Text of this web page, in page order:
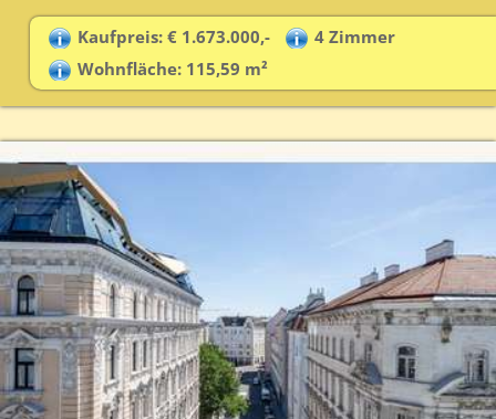
Kaufpreis: € 1.673.000,-
4 Zimmer
Wohnfläche: 115,59 m²